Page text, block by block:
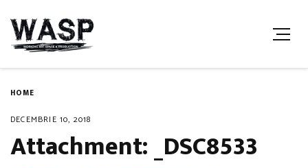
HOME
DECEMBRIE 10, 2018
Attachment: _DSC8533